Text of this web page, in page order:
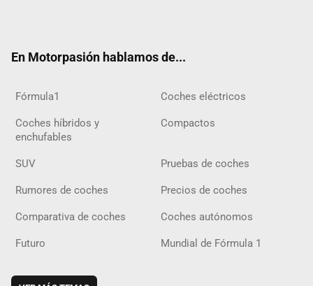
En Motorpasión hablamos de...
Fórmula1 Coches eléctricos
Coches híbridos y
enchufables
Compactos
SUV Pruebas de coches
Rumores de coches Precios de coches
Comparativa de coches Coches autónomos
Futuro Mundial de Fórmula 1